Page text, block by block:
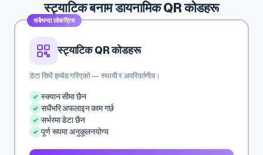
स्ट्याटिक बनाम डायनामिक QR कोडहरू
सबैभन्दा लोकप्रिय
स्ट्याटिक QR कोडहरू
डेटा सिधै इम्बेड गरिएको — स्थायी र अपरिवर्तनीय।
स्क्यान सीमा छैन
सधैंभरि अफलाइन काम गर्छ
सर्भरमा डेटा छैन
पूर्ण रूपमा अनुकूलनयोग्य